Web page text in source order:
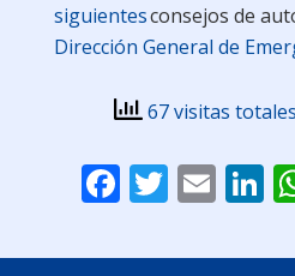
siguientesconsejos de
Dirección General de
67 visitas totales
Facebook
Twitter